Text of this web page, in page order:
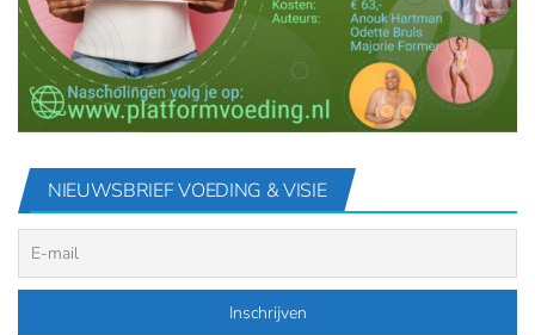
NIEUWSBRIEF VOEDING & VISIE